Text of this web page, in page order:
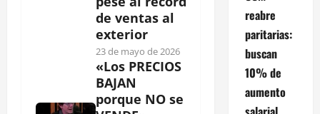
de ventas al
exterior
23 de mayo de 2026
«Los PRECIOS
BAJAN
porque NO se
reabre
paritarias:
buscan
10% de
aumento